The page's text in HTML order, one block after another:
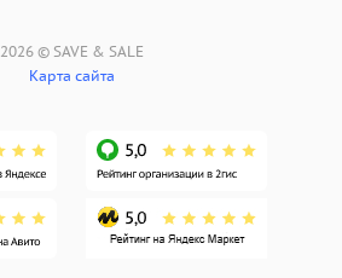
2026 © SAVE & SALE
Карта сайта